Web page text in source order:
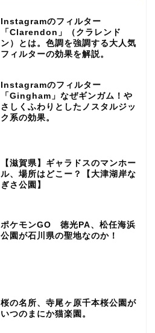
Instagramのフィルター
「Clarendon」（クラレンド
ン）とは。色調を強調する大人気
フィルターの効果を解説。
Instagramのフィルター
「Gingham」なぜギンガム！や
さしくふわりとしたノスタルジッ
ク系の効果。
【滋賀県】ギャラドスのマンホー
ル、場所はどこー？【大津湖岸な
ぎさ公園】
ポケモンGO 徳光PA、松任海浜
公園が石川県の聖地なのか！
桜の名所、寺尾ヶ原千本桜公園が
いつのまにか猫楽園。